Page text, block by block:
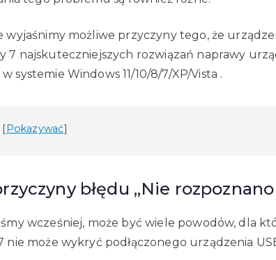
możliwe przyczyny tego, że
7 najskuteczniejszych rozwiązań naprawy
systemie Windows 11/10/8/7/XP/Vista .
Pokazywać
błędu „Nie
wcześniej, może być wiele powodów, dla
nie może wykryć podłączonego urządzenia